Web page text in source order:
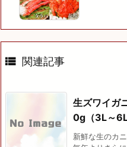
 関連記事
生ズワイガ
0g（3L～6L
新鮮な生のカ